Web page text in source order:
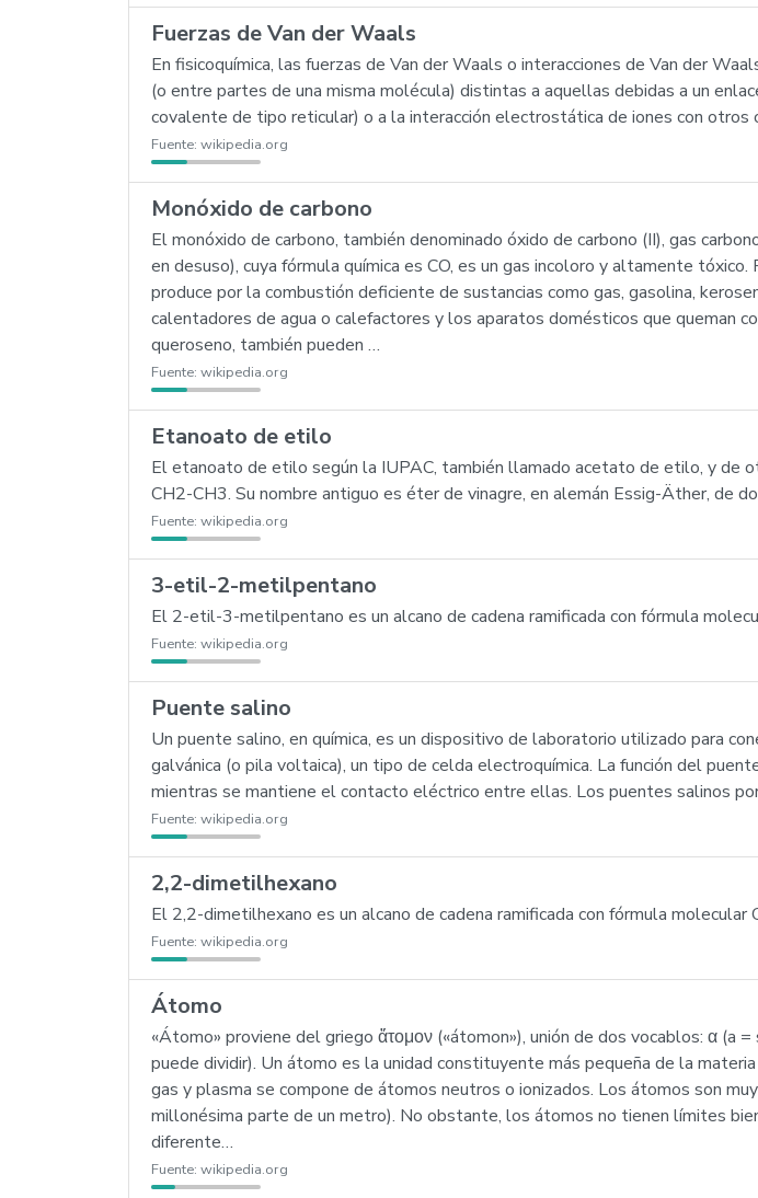
Fuerzas de Van der Waals
En fisicoquímica, las fuerzas de Van der Waals o interacciones de Van der
(o entre partes de una misma molécula) distintas a aquellas debidas a un
covalente de tipo reticular) o a la interacción electrostática de iones con otros
Fuente: wikipedia.org
Monóxido de carbono
El monóxido de carbono, también denominado óxido de carbono (II), gas
en desuso), cuya fórmula química es CO, es un gas incoloro y altamente
produce por la combustión deficiente de sustancias como gas, gasolina,
calentadores de agua o calefactores y los aparatos domésticos que queman
queroseno, también pueden …
Fuente: wikipedia.org
Etanoato de etilo
El etanoato de etilo según la IUPAC, también llamado acetato de etilo, y de
CH2-CH3. Su nombre antiguo es éter de vinagre, en alemán Essig-Äther, de
Fuente: wikipedia.org
3-etil-2-metilpentano
El 2-etil-3-metilpentano es un alcano de cadena ramificada con fórmula
Fuente: wikipedia.org
Puente salino
Un puente salino, en química, es un dispositivo de laboratorio utilizado para
galvánica (o pila voltaica), un tipo de celda electroquímica. La función del
mientras se mantiene el contacto eléctrico entre ellas. Los puentes salinos
Fuente: wikipedia.org
2,2-dimetilhexano
El 2,2-dimetilhexano es un alcano de cadena ramificada con fórmula molecular
Fuente: wikipedia.org
Átomo
«Átomo» proviene del griego ἄτομον («átomon»), unión de dos vocablos: α (a
puede dividir). Un átomo es la unidad constituyente más pequeña de la
gas y plasma se compone de átomos neutros o ionizados. Los átomos son
millonésima parte de un metro). No obstante, los átomos no tienen límites
diferente…
Fuente: wikipedia.org